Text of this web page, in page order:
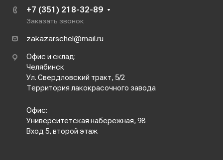
+7 (351) 218-32-89
Заказать звонок
zakazarschel@mail.ru
Офис и склад:
Челябинск
Ул. Свердловский тракт, 5/2
Территория лакокрасочного завода
Офис:
Университетская набережная, 98
Вход 5, второй этаж